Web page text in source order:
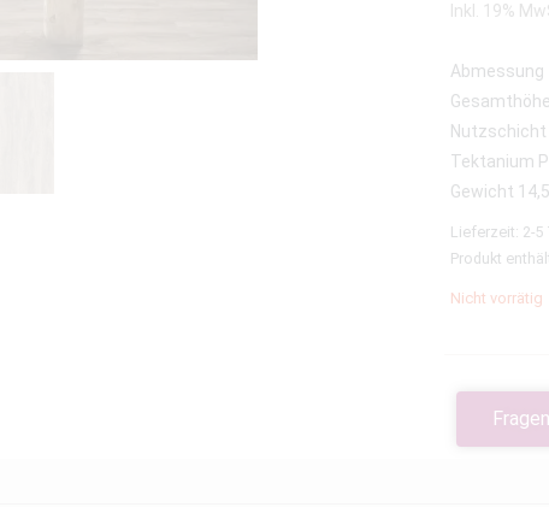
Inkl. 19%
Abmessung
Nutzschicht
Tektanium
Gewicht
Lieferzeit: 2-5
Produkt
Nicht vorrätig